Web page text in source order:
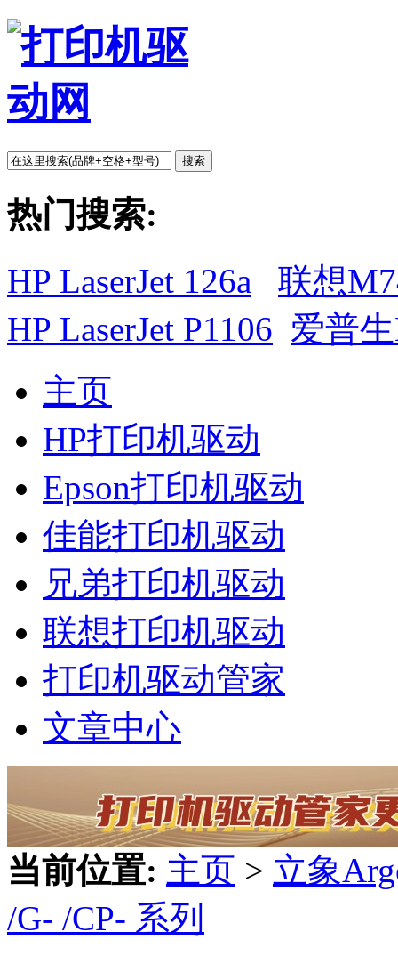
搜索
热门搜索:
HP LaserJet 126a
联想
HP LaserJet P1106 爱普
主页
HP打印机驱动
Epson打印机驱动
佳能打印机驱动
兄弟打印机驱动
联想打印机驱动
打印机驱动管家
文章中心
当前位置: 主页 > 立象
/G- /CP- 系列